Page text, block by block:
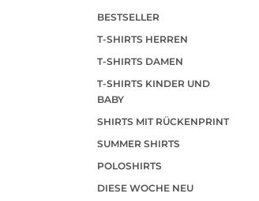
BESTSELLER
T-SHIRTS HERREN
T-SHIRTS DAMEN
T-SHIRTS KINDER UND
BABY
SHIRTS MIT RÜCKENPRINT
SUMMER SHIRTS
POLOSHIRTS
DIESE WOCHE NEU